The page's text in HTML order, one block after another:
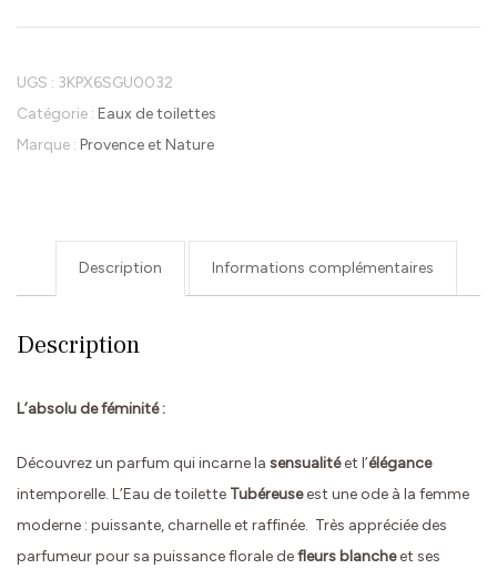
Provence
et
Nature
Tubéreuse-
UGS : 3KPX6SGU0032
Catégorie : Eaux de toilettes
Marque : Provence et Nature
Description Informations complémentaires
Description
L’absolu de féminité :
Découvrez un parfum qui incarne la sensualitéet l’élégance
intemporelle. L’Eau de toilette Tubéreuseest une ode à la femme
moderne : puissante, charnelle et raffinée. Très appréciée des
parfumeur pour sa puissance florale defleurs blancheet ses